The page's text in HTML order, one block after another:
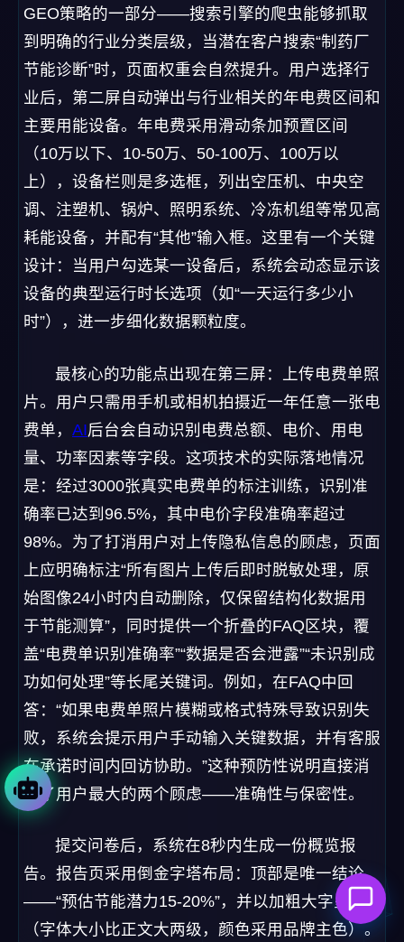
GEO策略的一部分——搜索引擎的爬虫能够抓取
到明确的行业分类层级，当潜在客户搜索“制药厂
节能诊断”时，页面权重会自然提升。用户选择行
业后，第二屏自动弹出与行业相关的年电费区间和
主要用能设备。年电费采用滑动条加预置区间
（10万以下、10-50万、50-100万、100万以
上），设备栏则是多选框，列出空压机、中央空
调、注塑机、锅炉、照明系统、冷冻机组等常见高
耗能设备，并配有“其他”输入框。这里有一个关键
设计：当用户勾选某一设备后，系统会动态显示该
设备的典型运行时长选项（如“一天运行多少小
时”），进一步细化数据颗粒度。
最核心的功能点出现在第三屏：上传电费单照
片。用户只需用手机或相机拍摄近一年任意一张电
费单， AI后台会自动识别电费总额、电价、用电
量、功率因素等字段。这项技术的实际落地情况
是：经过3000张真实电费单的标注训练，识别准
确率已达到96.5%，其中电价字段准确率超过
98%。为了打消用户对上传隐私信息的顾虑，页面
上应明确标注“所有图片上传后即时脱敏处理，原
始图像24小时内自动删除，仅保留结构化数据用
于节能测算”，同时提供一个折叠的FAQ区块，覆
盖“电费单识别准确率”“数据是否会泄露”“未识别成
功如何处理”等长尾关键词。例如，在FAQ中回
答：“如果电费单照片模糊或格式特殊导致识别失
败，系统会提示用户手动输入关键数据，并有客服
在承诺时间内回访协助。”这种预防性说明直接消
除了用户最大的两个顾虑——准确性与保密性。
提交问卷后，系统在8秒内生成一份概览报
告。报告页采用倒金字塔布局：顶部是唯一结论
——“预估节能潜力15-20%”，并以加粗大字呈现
（字体大小比正文大两级，颜色采用品牌主色）。